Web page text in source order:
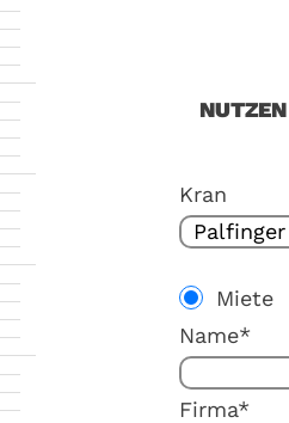
Kran
Miete
Name*
Firma*